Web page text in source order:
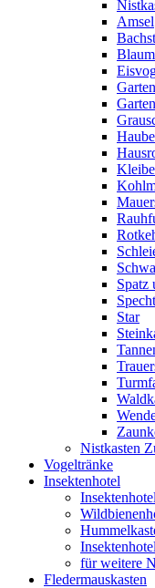
Amsel
Spatz
Specht
Star
Nistkasten
Vogeltränke
Insektenhotel
für weitere
Fledermauskasten